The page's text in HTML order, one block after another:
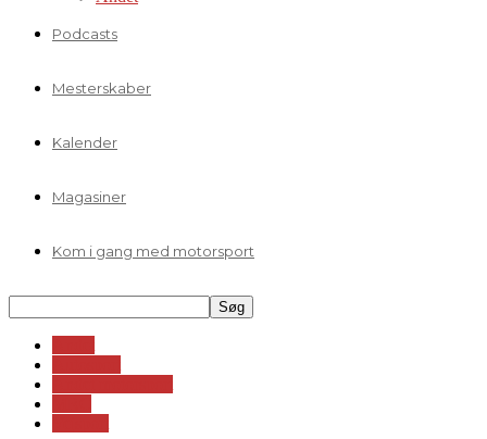
Podcasts
Mesterskaber
Kalender
Magasiner
Kom i gang med motorsport